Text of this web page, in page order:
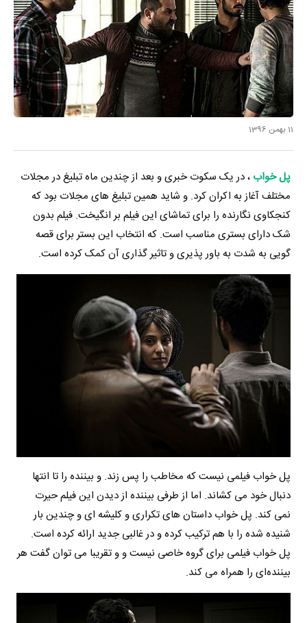
11 بهمن 1396
پل خواب ، در یک سکوت خبری و بعد از چندین ماه تبلیغ در مجلات
مختلف آغاز به اکران کرد. و شاید همین تبلیغ های مجلات بود که
کنجکاوی نگارنده را برای تماشای این فیلم بر انگیخت. فیلم بدون
شک دارای بستری مناسب است. که انتخاب این بستر برای قصه
گویی به شدت به باور پذیری و تاثیر گذاری آن کمک کرده است.
پل خواب فیلمی نیست که مخاطب را پس زند. و بیننده را تا انتها
دنبال خود می کشاند. اما از طرفی بیننده از دیدن این فیلم حیرت
نمی کند. پل خواب داستان های تکراری و کلیشه ای و چندین بار
شنیده شده را با هم ترکیب کرده و در غالبی جدید ارائه کرده است.
پل خواب فیلمی برای گروه خاصی نیست و و تقریبا می توان گفت هر
بیننده‌ای را همراه می کند.